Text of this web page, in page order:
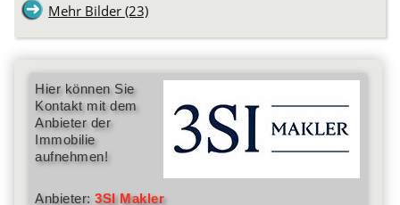
Mehr Bilder (23)
Hier können Sie
Kontakt mit dem
Anbieter der
Immobilie
aufnehmen!
Anbieter:3SI Makler